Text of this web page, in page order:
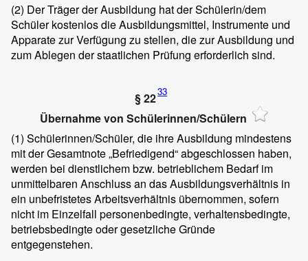
(2) Der Träger der Ausbildung hat der Schülerin/dem
Schüler kostenlos die Ausbildungsmittel, Instrumente und
Apparate zur Verfügung zu stellen, die zur Ausbildung und
zum Ablegen der staatlichen Prüfung erforderlich sind.
§ 2233
Übernahme von Schülerinnen/Schülern
(1) Schülerinnen/Schüler, die ihre Ausbildung mindestens
mit der Gesamtnote „Befriedigend“ abgeschlossen haben,
werden bei dienstlichem bzw. betrieblichem Bedarf im
unmittelbaren Anschluss an das Ausbildungsverhältnis in
ein unbefristetes Arbeitsverhältnis übernommen, sofern
nicht im Einzelfall personenbedingte, verhaltensbedingte,
betriebsbedingte oder gesetzliche Gründe
entgegenstehen.